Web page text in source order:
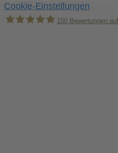
Cookie-Einstellungen
150 Bewertungen